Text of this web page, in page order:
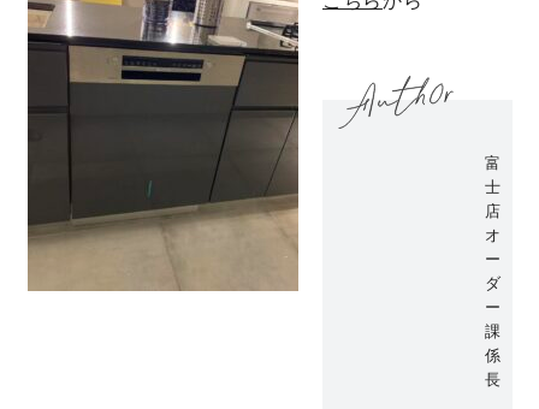
土地情報
会社情報
動画ギャラリー 採用情報
富
士
店
オ
ー
ダ
ー
課
係
長